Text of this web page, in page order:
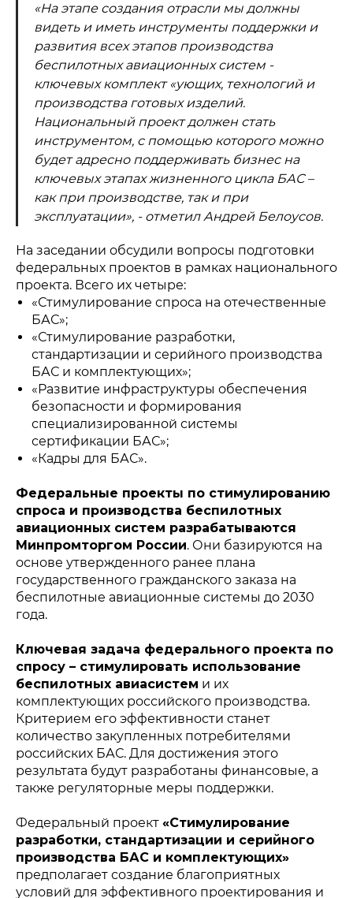
«На этапе создания отрасли мы должны
видеть и иметь инструменты поддержки и
развития всех этапов производства
беспилотных авиационных систем -
ключевых комплект «ующих, технологий и
производства готовых изделий.
Национальный проект должен стать
инструментом, с помощью которого можно
будет адресно поддерживать бизнес на
ключевых этапах жизненного цикла БАС –
как при производстве, так и при
эксплуатации», - отметил Андрей Белоусов.
На заседании обсудили вопросы подготовки
федеральных проектов в рамках национального
проекта. Всего их четыре:
«Стимулирование спроса на отечественные
БАС»;
«Стимулирование разработки,
стандартизации и серийного производства
БАС и комплектующих»;
«Развитие инфраструктуры обеспечения
безопасности и формирования
специализированной системы
сертификации БАС»;
«Кадры для БАС».
Федеральные проекты по стимулированию
спроса и производства беспилотных
авиационных систем разрабатываются
Минпромторгом России. Они базируются на
основе утвержденного ранее плана
государственного гражданского заказа на
беспилотные авиационные системы до 2030
года.
Ключевая задача федерального проекта по
спросу – стимулировать использование
беспилотных авиасистем и их
комплектующих российского производства.
Критерием его эффективности станет
количество закупленных потребителями
российских БАС. Для достижения этого
результата будут разработаны финансовые, а
также регуляторные меры поддержки.
Федеральный проект «Стимулирование
разработки, стандартизации и серийного
производства БАС и комплектующих»
предполагает создание благоприятных
условий для эффективного проектирования и